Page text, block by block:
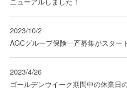
2023/10/2
AGCグループ保険一斉募集がスター
2023/4/26
ゴールデンウイーク期間中の休業日